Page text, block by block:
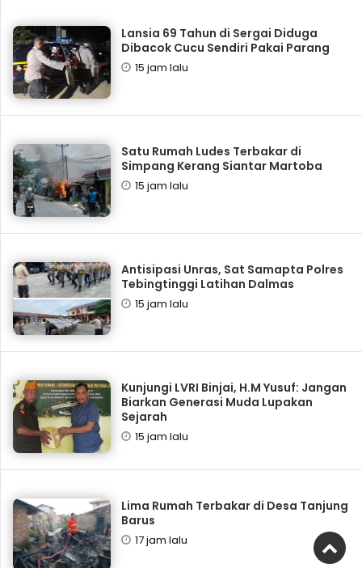
Lansia 69 Tahun di Sergai Diduga
Dibacok Cucu Sendiri Pakai Parang
15 jam lalu
Satu Rumah Ludes Terbakar di
Simpang Kerang Siantar Martoba
15 jam lalu
Antisipasi Unras, Sat Samapta Polres
Tebingtinggi Latihan Dalmas
15 jam lalu
Kunjungi LVRI Binjai, H.M Yusuf: Jangan
Biarkan Generasi Muda Lupakan
Sejarah
15 jam lalu
Lima Rumah Terbakar di Desa Tanjung
Barus
17 jam lalu